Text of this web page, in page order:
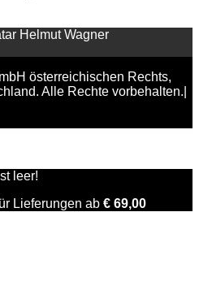
Helmut Wagner
österreichischen Rechts,
Alle Rechte vorbehalten.|
leer!
Lieferungen ab € 69,00